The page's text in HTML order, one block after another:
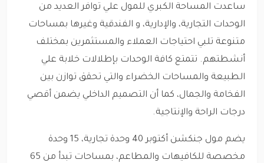
ساعدت المساحة الكبري للمول علي توافر العديد من
الوحدات التجارية، والإدارية، و الفندقية وغيرها بمساحات
متنوعة تلبي احتياجات العملاء والمستثمرين بمختلف
أنشطتهم. تتمتع كافة الوحدات بإطلالات خلابة علي
الطبيعة والمساحات الخضراء والتي تحقق توازن بين
الفخامة والجمال، كما أن التصميم الداخلي يضمن أقصي
درجات الراحة والإنتاجية.
يضم مول جنكشن أكتوبر 40 وحدة تجارية، 15 وحدة
مخصصة للكافيهات والمطاعم، بمساحات تبدأ من 65